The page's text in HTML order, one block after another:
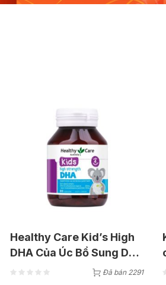
Healthy Care Kid’s High
DHA Của Úc Bổ Sung DHA
Cho Bé (Lọ 60 Viên Dầu)
Đã bán 2291